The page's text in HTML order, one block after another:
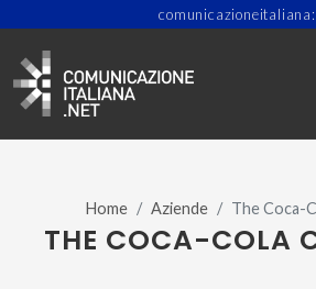
comunicazioneitaliana:
Home Aziende The Coca-
THE COCA-COLA